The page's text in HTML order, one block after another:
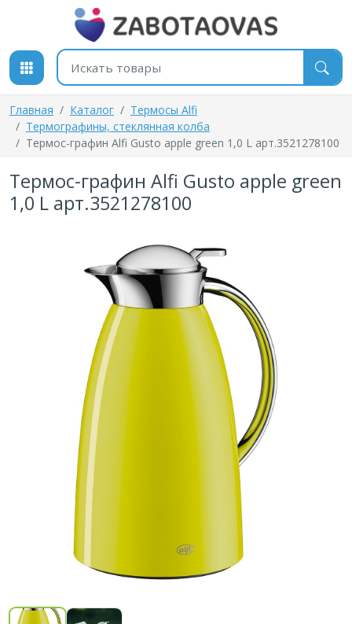
К содержимому
Поиск товаров
Главная Каталог
Термосы Alfi
Термографины, стеклянная колба
Термос-графин Alfi Gusto apple green 1,0 L арт.3521278100
Термос-графин Alfi Gusto apple green
1,0 L арт.3521278100